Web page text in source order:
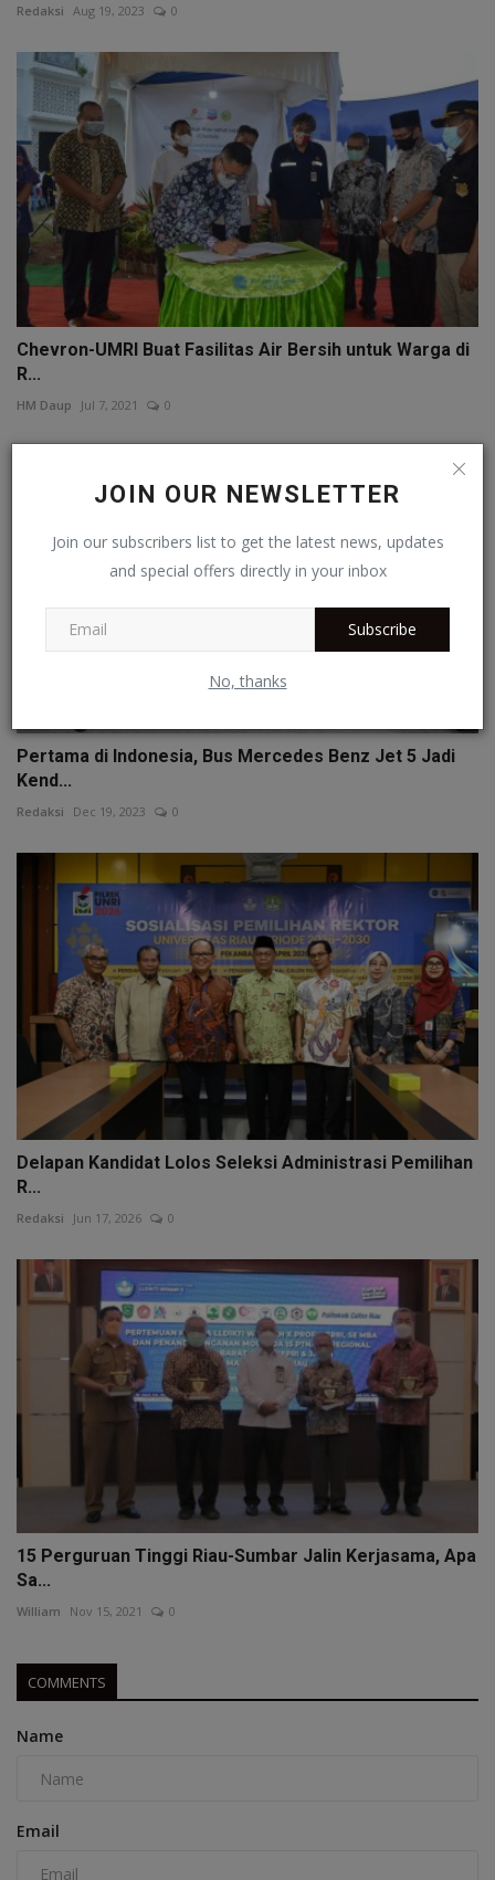
JOIN OUR NEWSLETTER
Join our subscribers list to get the latest news, updates
and special offers directly in your inbox
Subscribe
No, thanks
Redaksi Aug 19, 2023 0
Chevron-UMRI Buat Fasilitas Air Bersih untuk Warga di
R...
HM Daup Jul 7, 2021 0
Pertama di Indonesia, Bus Mercedes Benz Jet 5 Jadi
Kend...
Redaksi Dec 19, 2023 0
Delapan Kandidat Lolos Seleksi Administrasi Pemilihan
R...
Redaksi Jun 17, 2026 0
15 Perguruan Tinggi Riau-Sumbar Jalin Kerjasama, Apa
Sa...
William Nov 15, 2021 0
COMMENTS
Name
Email